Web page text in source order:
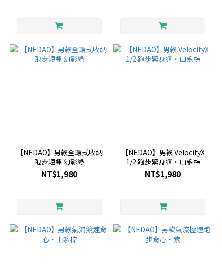
【NEDAO】男款全環式收納
跑步短褲 幻影綠
NT$1,980
【NEDAO】男款 VelocityX
1/2 跑步緊身褲・山系棕
NT$1,980